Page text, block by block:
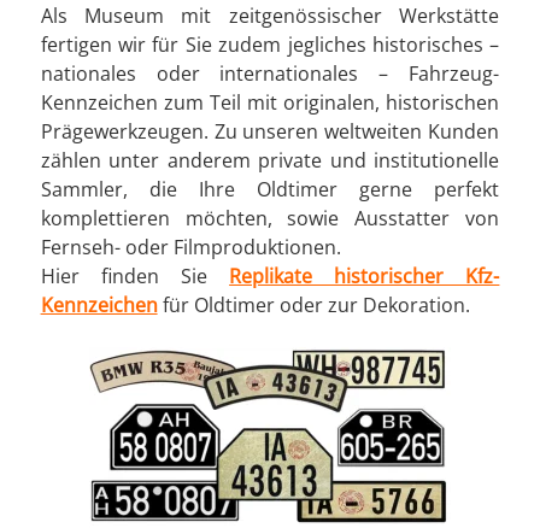
Als Museum mit zeitgenössischer Werkstätte
fertigen wir für Sie zudem jegliches historisches –
nationales oder internationales – Fahrzeug-
Kennzeichen zum Teil mit originalen, historischen
Prägewerkzeugen. Zu unseren weltweiten Kunden
zählen unter anderem private und institutionelle
Sammler, die Ihre Oldtimer gerne perfekt
komplettieren möchten, sowie Ausstatter von
Fernseh- oder Filmproduktionen.
Hier finden Sie Replikate historischer Kfz-
Kennzeichenfür Oldtimer oder zur Dekoration.